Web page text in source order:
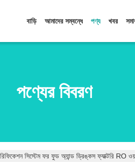
বাড়ি আমাদের সম্বন্ধে পণ্য খবর
পণ্যের বিবরণ
সিস্টেম ফর ফুড অ্যান্ড ড্রিঙ্কস ফ্যাক্টরি RO